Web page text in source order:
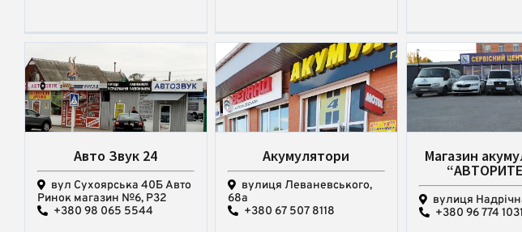
Авто Звук 24
вул Сухоярська 40Б Авто
Ринок магазин №6, Р32
+380 98 065 5544
Акумулятори
вулиця Леваневського,
68а
+380 67 507 8118
Магазин
вулиця
+380 96 774 1031